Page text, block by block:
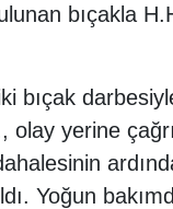
bıçakla
bıçak
olay yerine
Yoğun